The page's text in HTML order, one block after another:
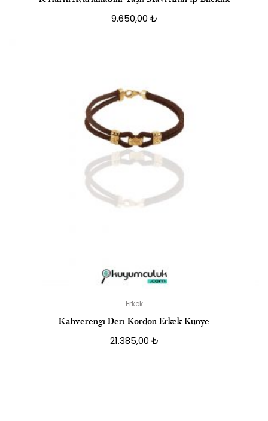
9.650,00 ₺
Erkek
Kahverengi Deri Kordon Erkek Künye
21.385,00 ₺